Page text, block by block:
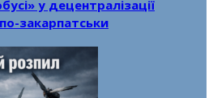
у децентралізації
закарпатськи